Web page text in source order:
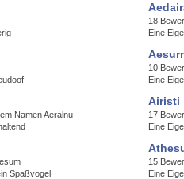
18
Eine
10
Eine
Namen Aeralnu
Airisti
17
Eine
Spaßvogel
15
Eine